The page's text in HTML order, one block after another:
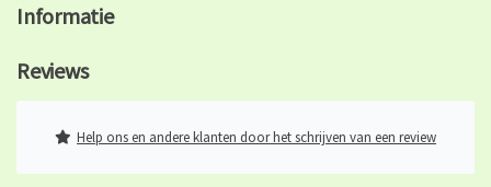
Informatie
Reviews
Help ons en andere klanten door het schrijven van een review